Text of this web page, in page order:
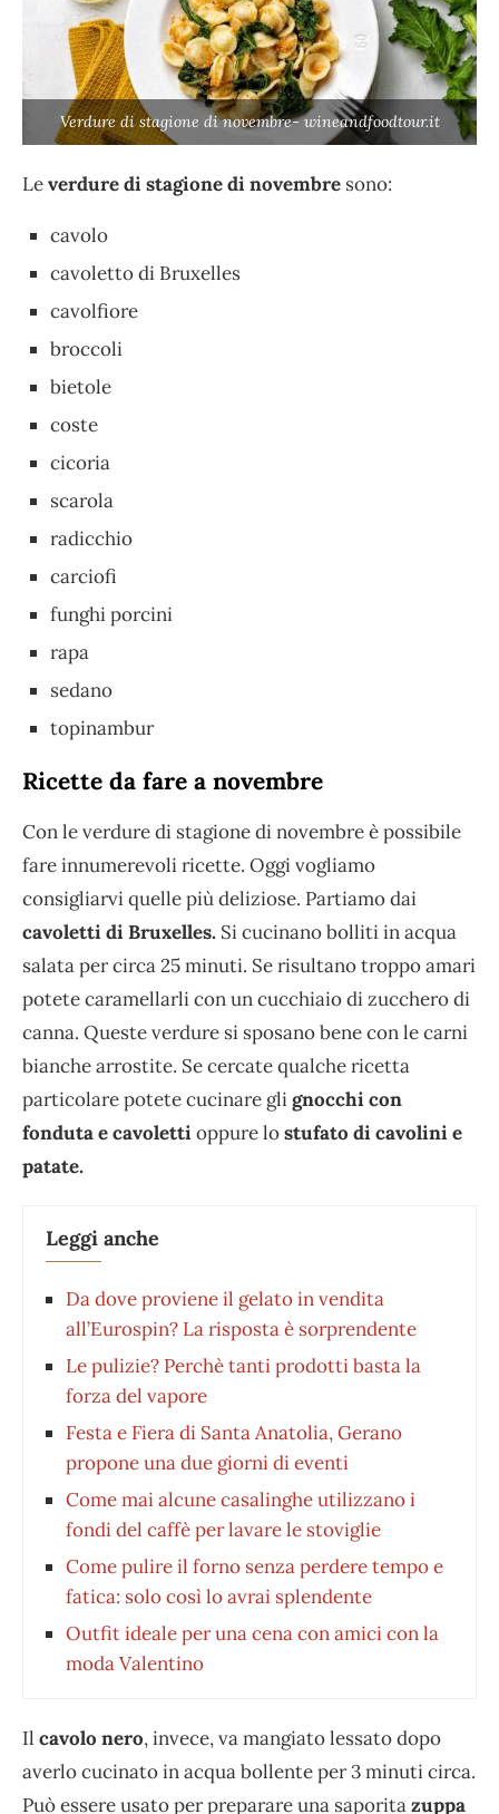
Verdure di stagione di novembre- wineandfoodtour.it
Leverdure di stagione di novembre sono:
cavolo
cavoletto di Bruxelles
cavolfiore
broccoli
bietole
coste
cicoria
scarola
radicchio
carciofi
funghi porcini
rapa
sedano
topinambur
Ricette da fare a novembre
Con le verdure di stagione di novembre è possibile
fare innumerevoli ricette. Oggi vogliamo
consigliarvi quelle più deliziose. Partiamo dai
cavoletti di Bruxelles. Si cucinano bolliti in acqua
salata per circa 25 minuti. Se risultano troppo amari
potete caramellarli con un cucchiaio di zucchero di
canna. Queste verdure si sposano bene con le carni
bianche arrostite. Se cercate qualche ricetta
particolare potete cucinare glignocchi con
fonduta e cavolettioppure lostufato di cavolini e
patate.
Leggi anche
Da dove proviene il gelato in vendita
all’Eurospin? La risposta è sorprendente
Le pulizie? Perchè tanti prodotti basta la
forza del vapore
Festa e Fiera di Santa Anatolia, Gerano
propone una due giorni di eventi
Come mai alcune casalinghe utilizzano i
fondi del caffè per lavare le stoviglie
Come pulire il forno senza perdere tempo e
fatica: solo così lo avrai splendente
Outfit ideale per una cena con amici con la
moda Valentino
Il cavolo nero, invece, va mangiato lessato dopo
averlo cucinato in acqua bollente per 3 minuti circa.
Può essere usato per preparare una saporitazuppa